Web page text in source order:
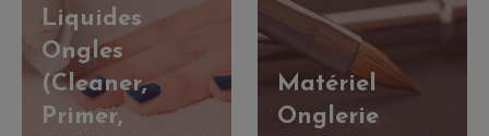
Liquides
Ongles
(Cleaner,
Primer,
Matériel
Onglerie